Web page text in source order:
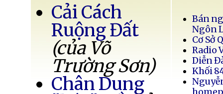
Cải Cách
Ruộng Đất
(của Võ
Trường Sơn)
Chân Dung
Bán
Ngôn
Cơ Sở
Radio
Diễn
Khối